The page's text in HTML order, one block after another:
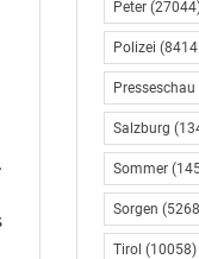
Peter
Polizei
Presseschau
Salzburg
Sommer
Sorgen
Tirol (10058)